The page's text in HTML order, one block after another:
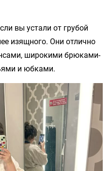
вы устали от грубой
изящного. Они отлично
широкими брюками-
и юбками.